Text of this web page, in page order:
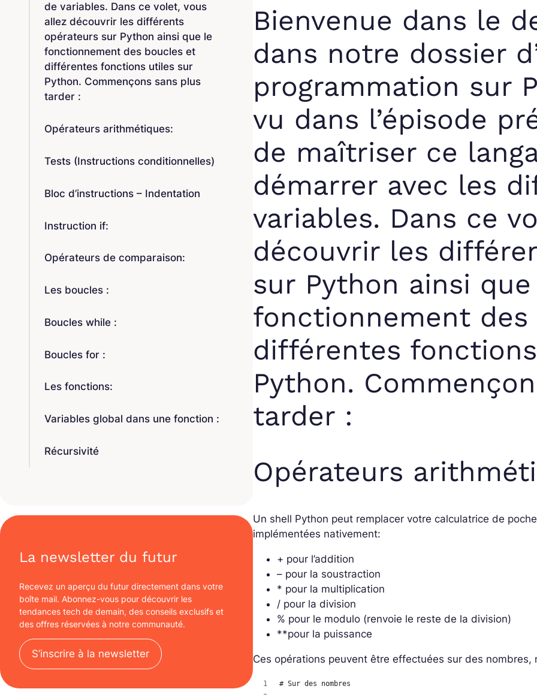
de variables. Dans ce volet, vous
allez découvrir les différents
opérateurs sur Python ainsi que le
fonctionnement des boucles et
différentes fonctions utiles sur
Python. Commençons sans plus
tarder :
Opérateurs arithmétiques:
Tests (Instructions conditionnelles)
Bloc d’instructions – Indentation
Instruction if:
Opérateurs de comparaison:
Les boucles :
Boucles while :
Boucles for :
Les fonctions:
Variables global dans une fonction :
Récursivité
La newsletter du futur
Recevez un aperçu du futur directement dans votre
boîte mail. Abonnez-vous pour découvrir les
tendances tech de demain, des conseils exclusifs et
des offres réservées à notre communauté.
S’inscrire à la newsletter
Bienvenue dans le
dans notre dossier
programmation sur
vu dans l’épisode
de maîtriser ce
démarrer avec les
variables. Dans ce
découvrir les
sur Python ainsi
fonctionnement
différentes
Python.
tarder :
Opérateurs
Un shell Python peut remplacer votre calculatrice de
implémentées nativement:
+ pour l’addition
– pour la soustraction
* pour la multiplication
/ pour la division
% pour le modulo (renvoie le reste de la division)
**pour la puissance
Ces opérations peuvent être effectuées sur des nombres,
# Sur des nombres